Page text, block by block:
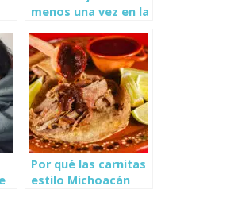
menos una vez en la
Por qué las carnitas
estilo Michoacán